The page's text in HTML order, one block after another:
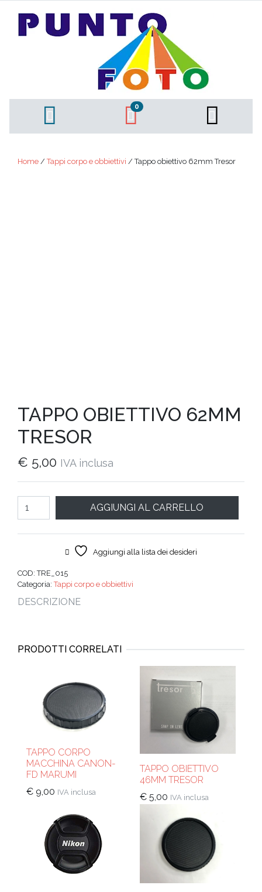
0
Home /Tappi corpo e obbiettivi / Tappo obiettivo 62mm Tresor
TAPPO OBIETTIVO 62MM
TRESOR
€ 5,00 IVA inclusa
AGGIUNGI AL CARRELLO
Aggiungi alla lista dei desideri
COD:TRE_015
Categoria:Tappi corpo e obbiettivi
DESCRIZIONE
PRODOTTI CORRELATI
TAPPO CORPO
MACCHINA CANON-
FD MARUMI
€ 9,00 IVA inclusa
TAPPO OBIETTIVO
46MM TRESOR
€ 5,00 IVA inclusa